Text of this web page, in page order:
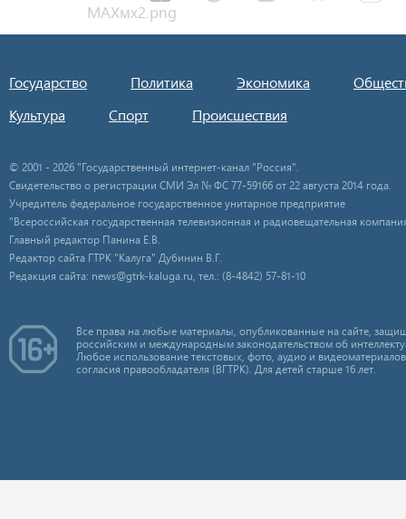
Государство Политика Экономика
Культура
Спорт Происшествия
© 2001 - 2026 "Государственный интернет-канал "Россия".
Свидетельство о регистрации СМИ Эл № ФС 77-59166 от 22 августа 2014 года.
Учредитель федеральное государственное унитарное предприятие
"Всероссийская государственная телевизионная и радиовещательная
Главный редактор Панина Е.В.
Редактор сайта ГТРК "Калуга" Дубинин В.Г.
Редакция сайта: news@gtrk-kaluga.ru, тел.: (8-4842) 57-81-10
Все права на любые материалы, опубликованные на сайте,
российским и международным законодательством об
Любое использование текстовых, фото, аудио и
согласия правообладателя (ВГТРК). Для детей старше 16 лет.